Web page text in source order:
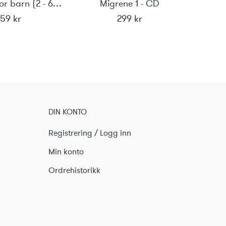
Mediyoga for barn (2 - 6 år)
kr
Migrene 1 - CD
299 kr
DIN KONTO
Registrering / Logg inn
Min konto
Ordrehistorikk